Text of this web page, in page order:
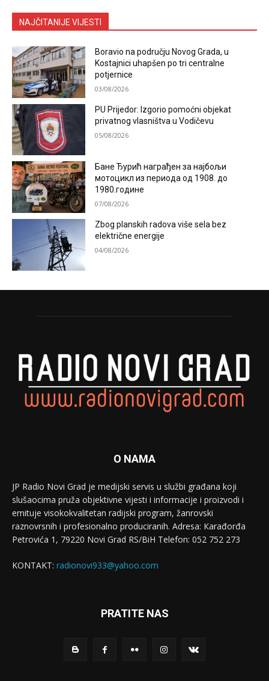
NAJČITANIJE VIJESTI
Boravio na području Novog Grada, u
Kostajnici uhapšen po tri centralne
potjernice
03/08/2026
PU Prijedor: Izgorio pomoćni objekat
privatnog vlasništva u Vodičevu
05/08/2026
Бане Ђурић награђен за најбољи
мотоцикл из периода од 1908. до
1980.године
07/08/2026
Zbog planskih radova više sela bez
električne energije
04/08/2026
O NAMA
JP Radio Novi Grad je medijski servis u službi građana koji
slušaocima pruža objektivne vijesti i informacije i proizvodi i
emituje visokokvalitetan radijski program, žanrovski
raznovrsnih i profesionalno produciranih. Adresa: Кarađorđa
Petrovića 1, 79220 Novi Grad RS/BiH Telefon: 052 752 273
KONTAKT: radionovi933@yahoo.com
PRATITE NAS